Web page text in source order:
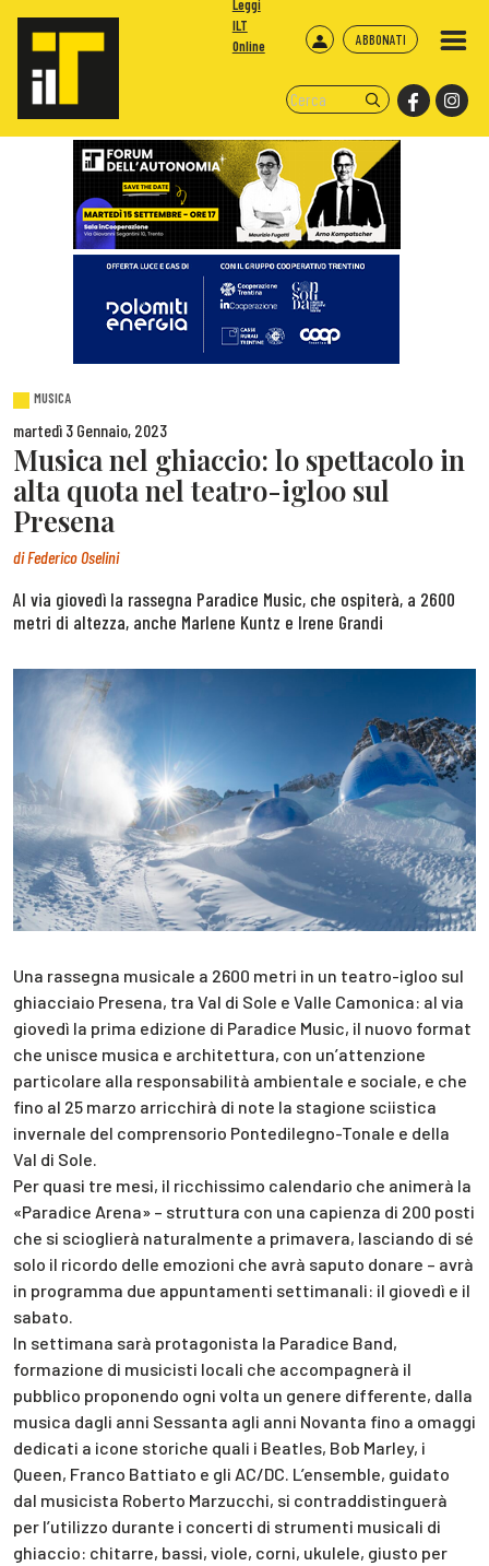
ABBONATI
Leggi
ILT
Online
MUSICA
martedì 3 Gennaio, 2023
Musica nel ghiaccio: lo spettacolo in
alta quota nel teatro-igloo sul
Presena
diFederico Oselini
Al via giovedì la rassegna Paradice Music, che ospiterà, a 2600
metri di altezza, anche Marlene Kuntz e Irene Grandi
Una rassegna musicale a 2600 metri in un teatro-igloo sul
ghiacciaio Presena, tra Val di Sole e Valle Camonica: al via
giovedì la prima edizione di Paradice Music, il nuovo format
che unisce musica e architettura, con un’attenzione
particolare alla responsabilità ambientale e sociale, e che
fino al 25 marzo arricchirà di note la stagione sciistica
invernale del comprensorio Pontedilegno-Tonale e della
Val di Sole.
Per quasi tre mesi, il ricchissimo calendario che animerà la
«Paradice Arena» – struttura con una capienza di 200 posti
che si scioglierà naturalmente a primavera, lasciando di sé
solo il ricordo delle emozioni che avrà saputo donare – avrà
in programma due appuntamenti settimanali: il giovedì e il
sabato.
In settimana sarà protagonista la Paradice Band,
formazione di musicisti locali che accompagnerà il
pubblico proponendo ogni volta un genere differente, dalla
musica dagli anni Sessanta agli anni Novanta fino a omaggi
dedicati a icone storiche quali i Beatles, Bob Marley, i
Queen, Franco Battiato e gli AC/DC. L’ensemble, guidato
dal musicista Roberto Marzucchi, si contraddistinguerà
per l’utilizzo durante i concerti di strumenti musicali di
ghiaccio: chitarre, bassi, viole, corni, ukulele, giusto per